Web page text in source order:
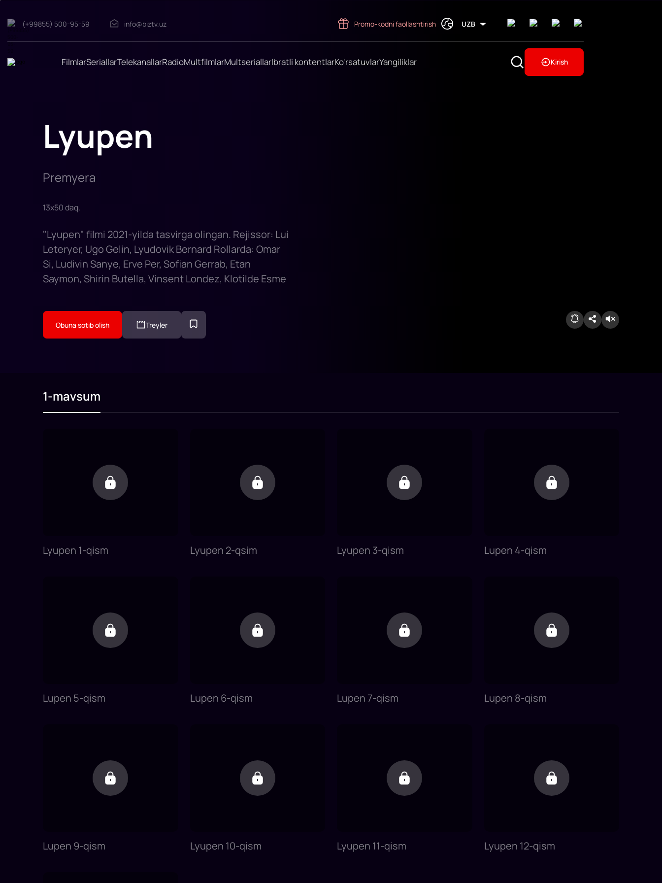
Lyupen
"Lyupen"
2021-
olingan.
(+99855) 500-95-59 info@biztv.uz Promo-kodni faollashtirish UZB
FilmlarSeriallarTelekanallarRadioMultfilmlarMultseriallarIbratli kontentlarKo'rsatuvlarYangiliklar Kirish
Lyupen
Premyera
13x50daq.
"Lyupen" filmi 2021-yilda tasvirga olingan. Rejissor: Lui
Leteryer, Ugo Gelin, Lyudovik Bernard Rollarda: Omar
Si, Ludivin Sanye, Erve Per, Sofian Gerrab, Etan
Saymon, Shirin Butella, Vinsent Londez, Klotilde Esme
Obuna sotib olish Treyler
1-mavsum
Lyupen 1-qism Lyupen 2-qsim Lyupen 3-qism Lupen 4-qism
Lupen 5-qism Lupen 6-qism Lupen 7-qism Lupen 8-qism
Lupen 9-qism Lyupen 10-qism Lyupen 11-qism Lyupen 12-qism